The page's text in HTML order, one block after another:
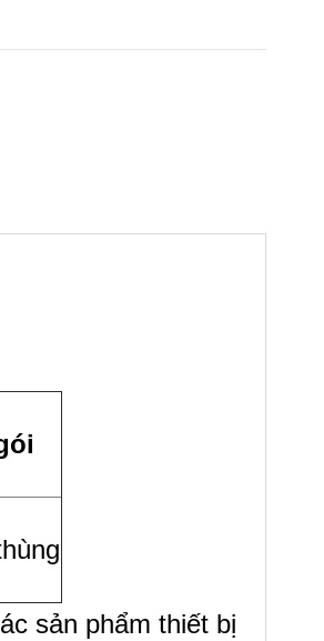
sản phẩm thiết bị